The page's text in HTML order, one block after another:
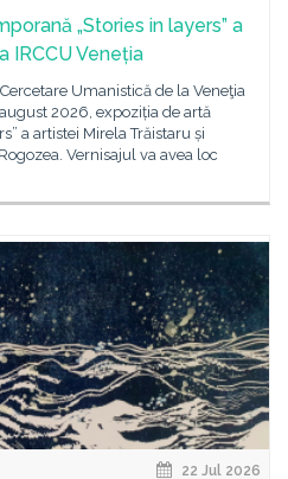
„Stories in layers” a
IRCCU Veneția
Umanistică de la Veneţia
2026, expoziția de artă
a artistei Mirela Trăistaru și
Vernisajul va avea loc
22 Jul 2026